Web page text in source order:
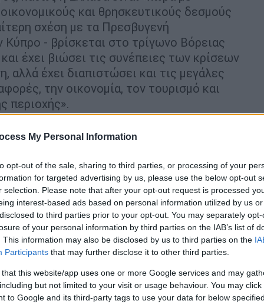
My Personal Information
opt-out of the sale, sharing to third parties, or processing of your
for targeted advertising by us, please use the below opt-out
selection. Please note that after your opt-out request is processed
interest-based ads based on personal information utilized by us
to third parties prior to your opt-out. You may separately
of your personal information by third parties on the IAB’s list of
This information may also be disclosed by us to third parties on the
Participants that may further disclose it to other third parties.
that this website/app uses one or more Google services and may
but not limited to your visit or usage behaviour. You may
to Google and its third-party tags to use your data for below
και θρησκευτικούς δεσμούς
σχέση με τα Πρεσβυγενή
Κύπρο - βρίσκεται στο τρίγωνο Βόρειας
έχει βιώσει τις συνέπειες των κρίσεων
αλλά έχει διαπιστώσει και τις μεγάλες
την οικονομία, τον τουρισμό και
περιοχής».
του ο πρωθυπουργός, «με δεκάδες
με έναν λαό που δεν δίστασε να
το 2015-2016, ως χώρα με σταθερές
που έχει αναβαθμίσει τις
με την Κύπρο) με την Αίγυπτο, την
και διμερώς με μια εξαιρετικά σημαντική
της Ρόδου και τη Διάσκεψη για τον
που έχει διοργανώσει η χώρα μας, αλλά
υπογράμμισε, ετήσιες Ευρω-Αραβικές